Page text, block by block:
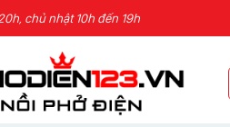
chủ nhật 10h đến 19h